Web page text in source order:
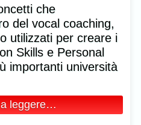
che
del vocal coaching,
utilizzati per creare i
Skills e Personal
importanti università
leggere…